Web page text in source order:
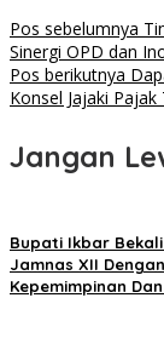
Navigasi
pos
Pos sebelumnya
Sinergi OPD dan
Pos berikutnya
Konsel Jajaki
Jangan
Bupati Ikbar
Jamnas XII
Kepemimpinan